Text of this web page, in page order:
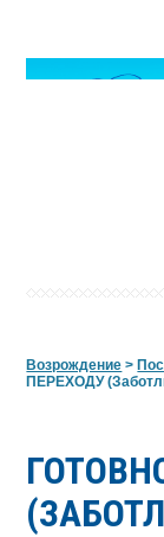
Возрождение >
ПЕРЕХОДУ